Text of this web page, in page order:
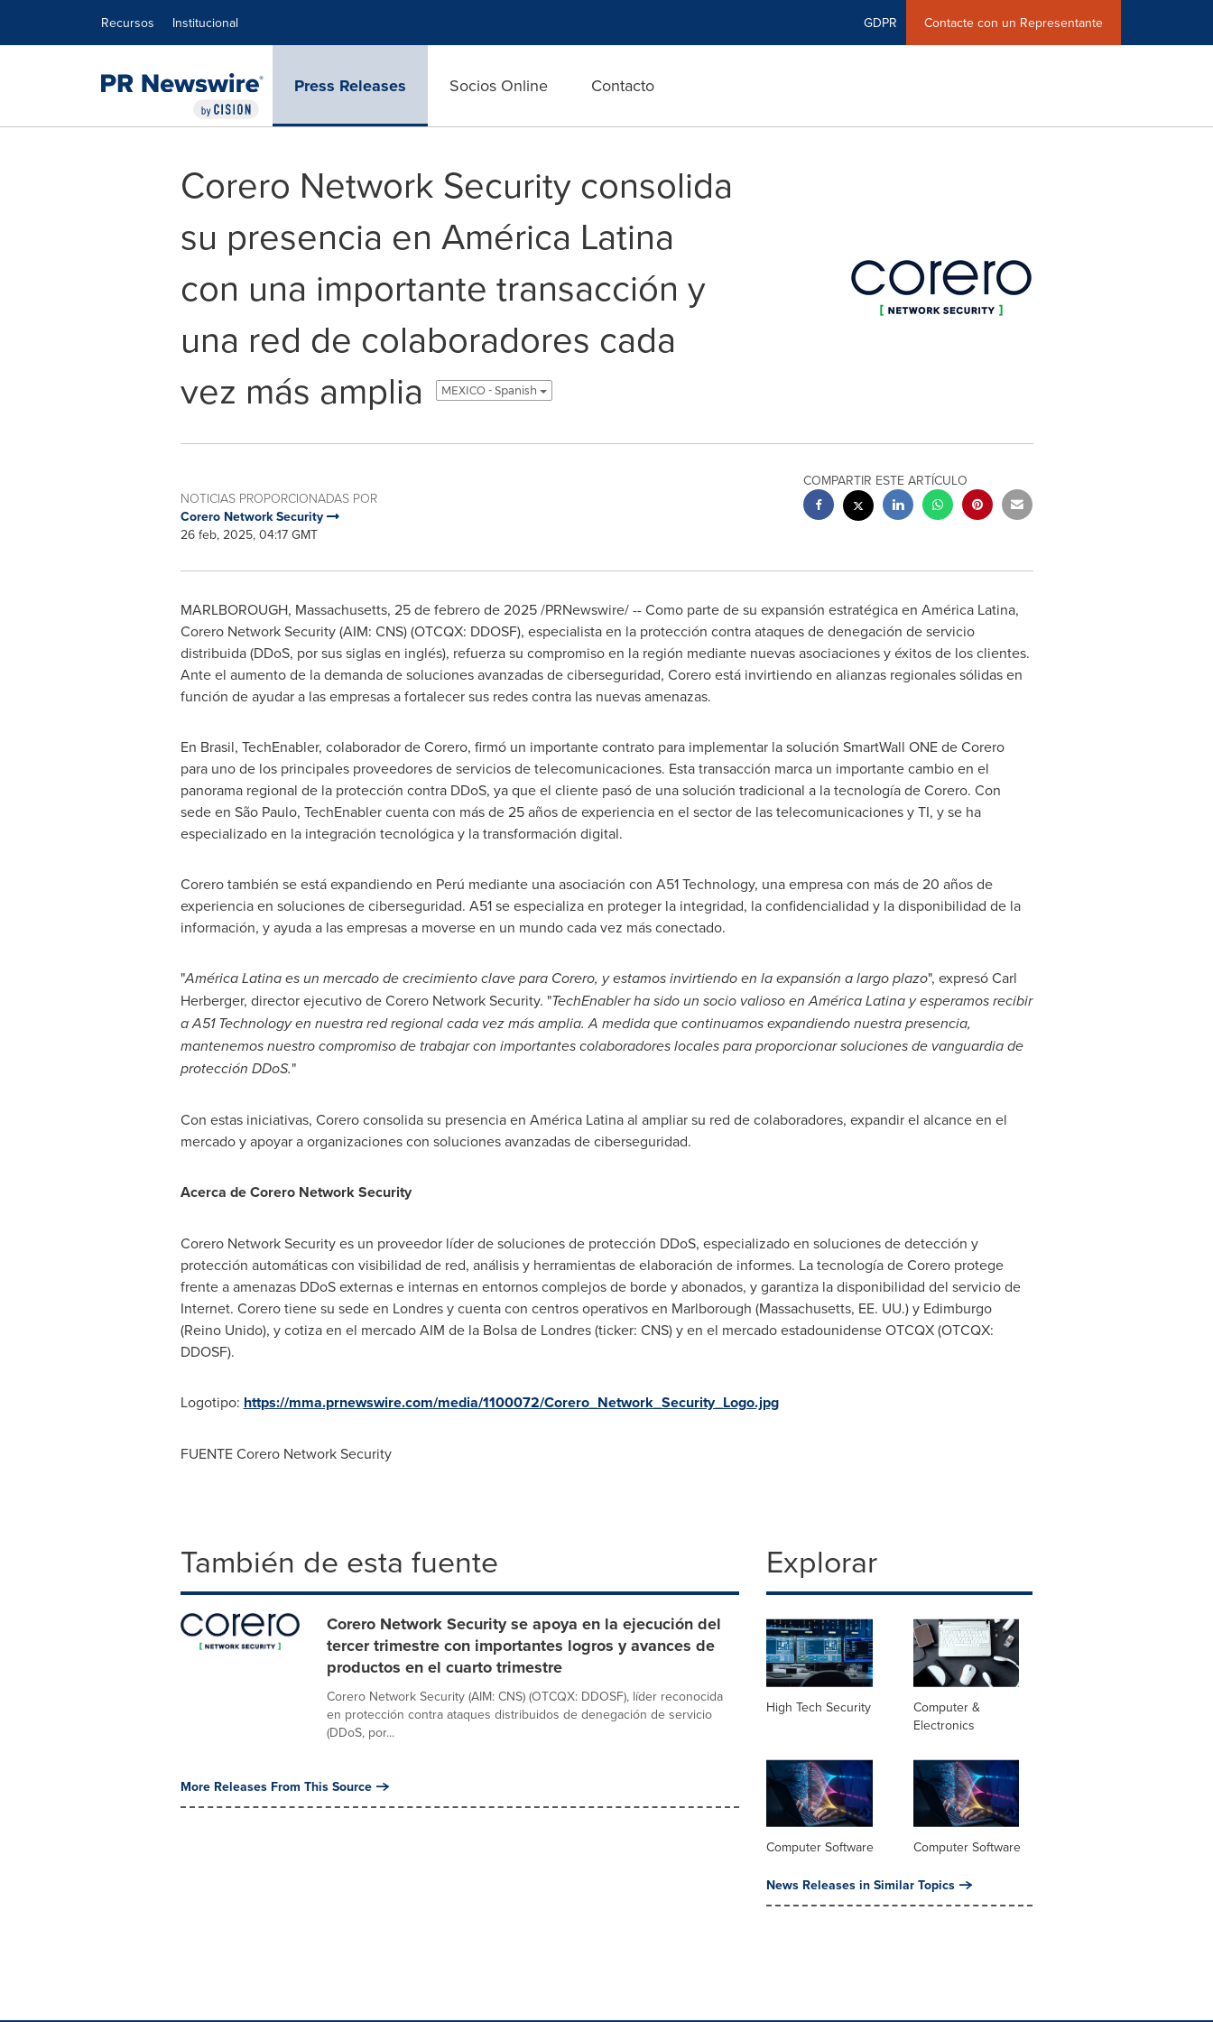
Recursos Institucional GDPR Contacte con un Representante
Press Releases Socios Online Contacto
Corero Network Security consolida
su presencia en América Latina
con una importante transacción y
una red de colaboradores cada
vez más amplia
MEXICO - Spanish
NOTICIAS PROPORCIONADAS POR
Corero Network Security
26 feb, 2025, 04:17 GMT
COMPARTIR ESTE ARTÍCULO
MARLBOROUGH, Massachusetts, 25 de febrero de 2025/PRNewswire/ -- Como parte de su expansión estratégica en América Latina,
Corero Network Security (AIM: CNS) (OTCQX: DDOSF), especialista en la protección contra ataques de denegación de servicio
distribuida (DDoS, por sus siglas en inglés), refuerza su compromiso en la región mediante nuevas asociaciones y éxitos de los clientes.
Ante el aumento de la demanda de soluciones avanzadas de ciberseguridad, Corero está invirtiendo en alianzas regionales sólidas en
función de ayudar a las empresas a fortalecer sus redes contra las nuevas amenazas.
En Brasil, TechEnabler, colaborador de Corero, firmó un importante contrato para implementar la solución SmartWall ONE de Corero
para uno de los principales proveedores de servicios de telecomunicaciones. Esta transacción marca un importante cambio en el
panorama regional de la protección contra DDoS, ya que el cliente pasó de una solución tradicional a la tecnología de Corero. Con
sede en São Paulo, TechEnabler cuenta con más de 25 años de experiencia en el sector de las telecomunicaciones y TI, y se ha
especializado en la integración tecnológica y la transformación digital.
Corero también se está expandiendo en Perú mediante una asociación con A51 Technology, una empresa con más de 20 años de
experiencia en soluciones de ciberseguridad. A51 se especializa en proteger la integridad, la confidencialidad y la disponibilidad de la
información, y ayuda a las empresas a moverse en un mundo cada vez más conectado.
"América Latina es un mercado de crecimiento clave para Corero, y estamos invirtiendo en la expansión a largo plazo", expresóCarl
Herberger, director ejecutivo de Corero Network Security. "TechEnabler ha sido un socio valioso en América Latina y esperamos recibir
a A51 Technology en nuestra red regional cada vez más amplia. A medida que continuamos expandiendo nuestra presencia,
mantenemos nuestro compromiso de trabajar con importantes colaboradores locales para proporcionar soluciones de vanguardia de
protección DDoS."
Con estas iniciativas, Corero consolida su presencia en América Latina al ampliar su red de colaboradores, expandir el alcance en el
mercado y apoyar a organizaciones con soluciones avanzadas de ciberseguridad.
Acerca de Corero Network Security
Corero Network Security es un proveedor líder de soluciones de protección DDoS, especializado en soluciones de detección y
protección automáticas con visibilidad de red, análisis y herramientas de elaboración de informes. La tecnología de Corero protege
frente a amenazas DDoS externas e internas en entornos complejos de borde y abonados, y garantiza la disponibilidad del servicio de
Internet. Corero tiene su sede en Londres y cuenta con centros operativos en Marlborough (Massachusetts, EE. UU.) y Edimburgo
(Reino Unido), y cotiza en el mercado AIM de la Bolsa de Londres (ticker: CNS) y en el mercado estadounidense OTCQX (OTCQX:
DDOSF).
Logotipo: https://mma.prnewswire.com/media/1100072/Corero_Network_Security_Logo.jpg
FUENTE Corero Network Security
También de esta fuente
Corero Network Security se apoya en la ejecución del
tercer trimestre con importantes logros y avances de
productos en el cuarto trimestre
Corero Network Security (AIM: CNS) (OTCQX: DDOSF), líder reconocida
en protección contra ataques distribuidos de denegación de servicio
(DDoS, por...
More Releases From This Source
Explorar
High Tech Security
Computer &
Electronics
Computer Software Computer Software
News Releases in Similar Topics